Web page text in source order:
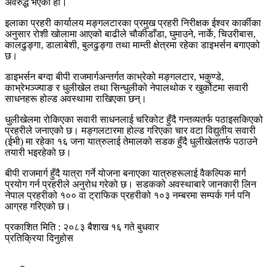
इलाका प्रहरी कार्यालय मङ्गलटारका प्रमुख प्रहरी निरीक्षक ईश्वर कार्कीका
अनुसार रोशी खोलामा आएको बाढीले चौकीडाँडा, घुमाउने, नार्के, चिउरीबास,
कालढुङ्गा, डालाबेशी, बुलढुङ्गा तथा माम्ती क्षेत्रमा रहेका डाइभर्सन बगाएको
छ।
डाइभर्सन बग्दा बीपी राजमार्गअन्तर्गत काभ्रेको मङ्गलटार, भकुण्डे,
काभ्रेभञ्ज्याङ र धुलीखेल तथा सिन्धुलीको नेपालथोक र खुर्कोटमा सवारी
साधनहरू होल्ड अवस्थामा राखिएका छन्।
धुलीखेलमा रोकिएका सवारी साधनलाई चरिकोट हुँदै गन्तव्यतर्फ पठाइसकिएको
प्रहरीले जनाएको छ। मङ्गलटारमा होल्ड गरिएका चार वटा विद्युतीय सवारी
(ईभी) मा रहेका १६ जना यात्रुलाई तेमालको सडक हुँदै धुलीखेलतर्फ पठाउने
तयारी भइरहेको छ।
बीपी राजमार्ग हुँदै यात्रा गर्ने योजना बनाएका यात्रुहरूलाई वैकल्पिक मार्ग
प्रयोग गर्न प्रहरीले अनुरोध गरेको छ। सडकको अवस्थाबारे जानकारी लिन
नेपाल प्रहरीको १०० वा ट्राफिक प्रहरीको १०३ नम्बरमा सम्पर्क गर्न पनि
आग्रह गरिएको छ।
प्रकाशित मिति : २०८३ बैशाख १६ गते बुधवार
प्रतिक्रिया दिनुहोस